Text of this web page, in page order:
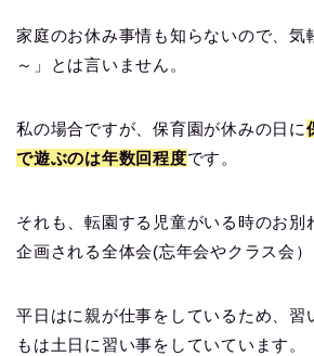
家庭のお休み事情も知らないので、気
～」とは言いません。
私の場合ですが、保育園が休みの日に
で遊ぶのは年数回程度です。
それも、転園する児童がいる時のお別
企画される全体会(忘年会やクラス会）
平日はに親が仕事をしているため、習
もは土日に習い事をしていています。